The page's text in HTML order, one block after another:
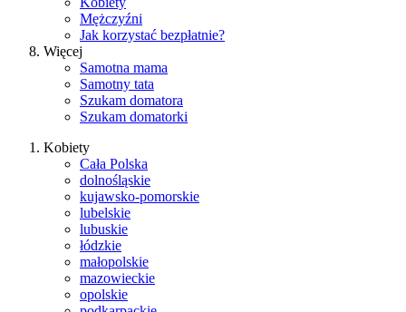
Mężczyźni
Jak korzystać bezpłatnie?
Więcej
Samotna mama
Samotny tata
Szukam domatora
Szukam domatorki
Kobiety
Cała Polska
dolnośląskie
kujawsko-pomorskie
lubelskie
lubuskie
łódzkie
małopolskie
mazowieckie
opolskie